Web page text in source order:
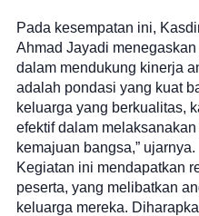
Pada kesempatan ini,
Ahmad Jayadi
dalam mendukung kinerja
adalah pondasi yang kuat
keluarga yang berkualitas,
efektif dalam
kemajuan bangsa,” ujarnya.
Kegiatan ini mendapatkan
peserta, yang melibatkan
keluarga mereka.